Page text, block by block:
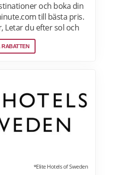
och boka din
till bästa pris.
Letar du efter sol och
på Lastminute.com
Läs mer om aktuella
RABATTEN
*Elite Hotels of Sweden